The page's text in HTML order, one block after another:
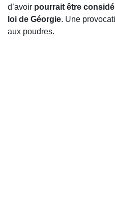
d’avoir pourrait être
loi de Géorgie. Une
aux poudres.